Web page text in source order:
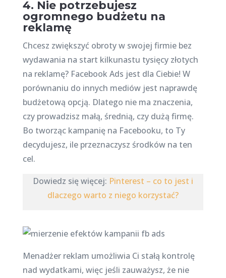
4. Nie potrzebujesz
ogromnego budżetu na
reklamę
Chcesz zwiększyć obroty w swojej firmie bez
wydawania na start kilkunastu tysięcy złotych
na reklamę? Facebook Ads jest dla Ciebie! W
porównaniu do innych mediów jest naprawdę
budżetową opcją. Dlatego nie ma znaczenia,
czy prowadzisz małą, średnią, czy dużą firmę.
Bo tworząc kampanię na Facebooku, to Ty
decydujesz, ile przeznaczysz środków na ten
cel.
Dowiedz się więcej: Pinterest – co to jest i
dlaczego warto z niego korzystać?
Menadżer reklam umożliwia Ci stałą kontrolę
nad wydatkami, więc jeśli zauważysz, że nie